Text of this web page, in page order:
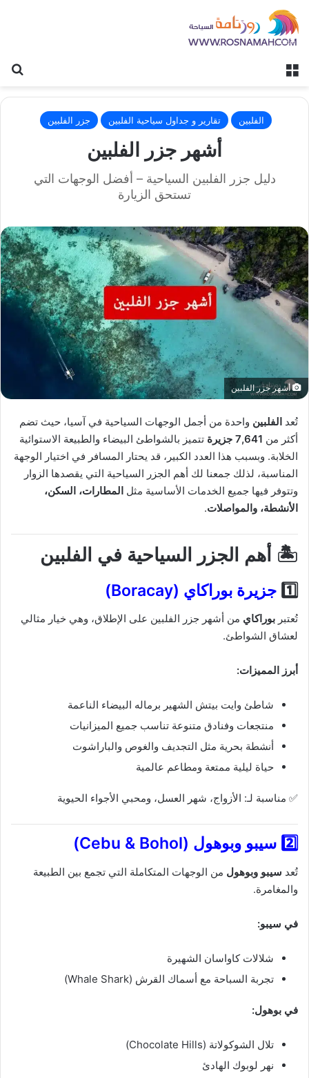
الفلبين تقارير و جداول سياحية الفلبين جزر الفلبين
أشهر جزر الفلبين
دليل جزر الفلبين السياحية – أفضل الوجهات التي
تستحق الزيارة
أشهر جزر الفلبين
تُعد الفلبين واحدة من أجمل الوجهات السياحية في آسيا، حيث تضم
أكثر من 7,641 جزيرة
تتميز بالشواطئ البيضاء والطبيعة الاستوائية
الخلابة. وبسبب هذا العدد الكبير، قد يحتار المسافر في اختيار الوجهة
المناسبة، لذلك جمعنا لك أهم الجزر السياحية التي يقصدها الزوار
وتتوفر فيها جميع الخدمات الأساسية مثل المطارات، السكن،
الأنشطة، والمواصلات.
🏝️ أهم الجزر السياحية في الفلبين
1️⃣ جزيرة بوراكاي (Boracay)
تُعتبر بوراكاي من أشهر جزر الفلبين على الإطلاق، وهي خيار مثالي
لعشاق الشواطئ.
أبرز المميزات:
شاطئ وايت بيتش الشهير برماله البيضاء الناعمة
منتجعات وفنادق متنوعة تناسب جميع الميزانيات
أنشطة بحرية مثل التجديف والغوص والباراشوت
حياة ليلية ممتعة ومطاعم عالمية
✅ مناسبة لـ: الأزواج، شهر العسل، ومحبي الأجواء الحيوية
2️⃣ سيبو وبوهول (Cebu & Bohol)
تُعد سيبو وبوهول من الوجهات المتكاملة التي تجمع بين الطبيعة
والمغامرة.
في سيبو:
شلالات كاواسان الشهيرة
تجربة السباحة مع أسماك القرش (Whale Shark)
في بوهول:
تلال الشوكولاتة (Chocolate Hills)
نهر لوبوك الهادئ